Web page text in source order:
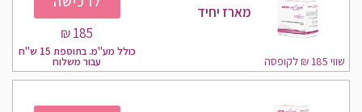
מארז יחיד
שווי 185 ₪ לקופסה
185 ₪
כולל מע"מ. בתוספת 15 ש''ח
עבור משלוח